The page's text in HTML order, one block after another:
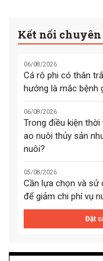
Kết nối chuyên
06/08/2026
Cá rô phi có thân
hướng là mắc bệnh
06/08/2026
Trong điều kiện
ao nuôi thủy sản
nuôi?
05/08/2026
Cần lựa chọn và sử
để giảm chi phí vụ
Đặt